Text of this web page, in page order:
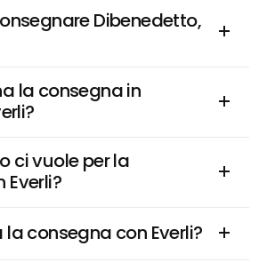
Dibenedetto,
la consegna in
ci vuole per la
Everli?
consegna con Everli?